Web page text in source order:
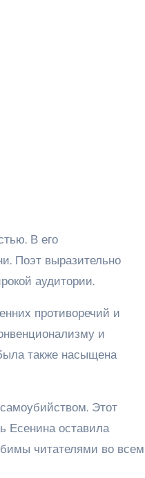
В его
Поэт выразительно
аудитории.
противоречий и
и
также насыщена
Этот
Есенина оставила
читателями во всем